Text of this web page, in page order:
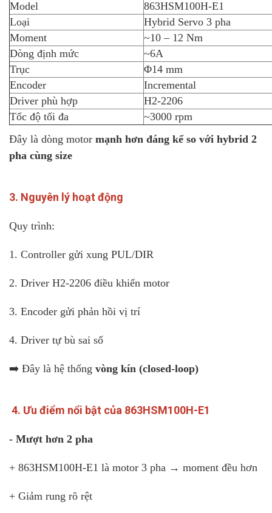
Model
863HSM100H-E1
Loại
Hybrid Servo 3 pha
Moment
~10 – 12 Nm
Dòng định mức
~6A
Trục
Φ14 mm
Encoder
Incremental
Driver phù hợp
H2-2206
Tốc độ tối đa
~3000 rpm
Đây là dòng motor mạnh hơn đáng kể so với hybrid 2
pha cùng size
3. Nguyên lý hoạt động
Quy trình:
1. Controller gửi xung PUL/DIR
2. Driver H2-2206 điều khiển motor
3. Encoder gửi phản hồi vị trí
4. Driver tự bù sai số
➡️ Đây là hệ thống vòng kín (closed-loop)
4. Ưu điểm nổi bật của 863HSM100H-E1
- Mượt hơn 2 pha
+ 863HSM100H-E1 là motor 3 pha → moment đều hơn
+ Giảm rung rõ rệt